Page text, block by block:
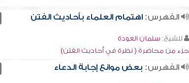
الفهرس: اهتمام العلماء بأحاديث الفتن
للشيخ: سلمان العودة
جزء من محاضرة ( نظرة في أحاديث الفتن)
الفهرس: بعض موانع إجابة الدعاء